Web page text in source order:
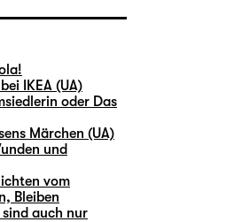
IKEA (UA)
oder Das
Märchen (UA)
und
vom
Bleiben
sind auch nur